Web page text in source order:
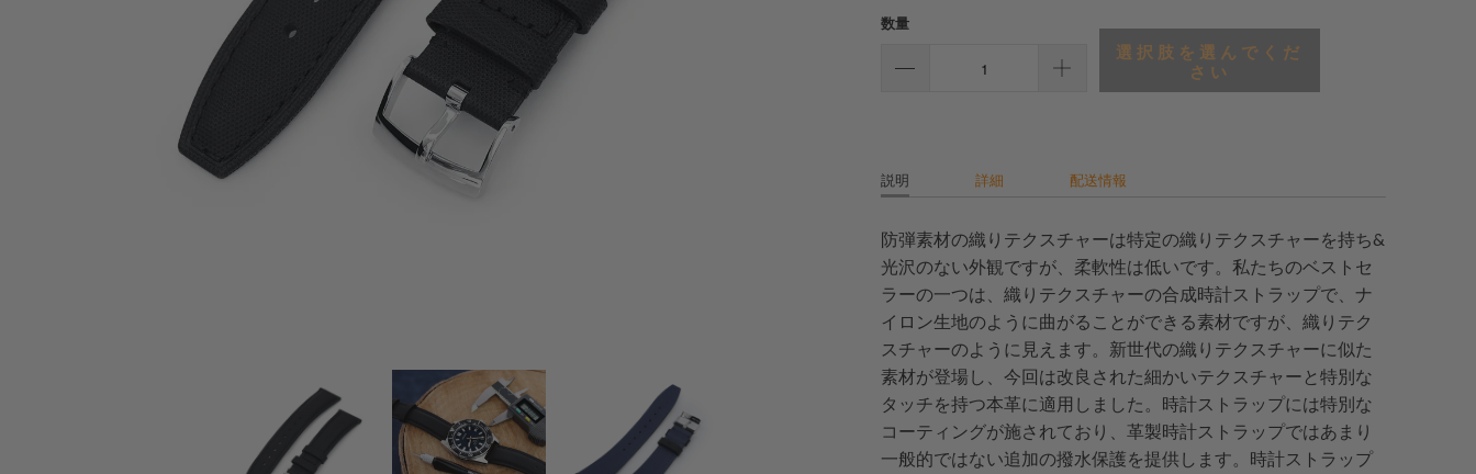
数量
選択肢を選んでくだ
さい
説明 詳細 配送情報
防弾素材の織りテクスチャーは特定の織りテクスチャーを持ち&
光沢のない外観ですが、柔軟性は低いです。私たちのベストセ
ラーの一つは、織りテクスチャーの合成時計ストラップで、ナ
イロン生地のように曲がることができる素材ですが、織りテク
スチャーのように見えます。新世代の織りテクスチャーに似た
素材が登場し、今回は改良された細かいテクスチャーと特別な
タッチを持つ本革に適用しました。時計ストラップには特別な
コーティングが施されており、革製時計ストラップではあまり
一般的ではない追加の撥水保護を提供します。時計ストラップ